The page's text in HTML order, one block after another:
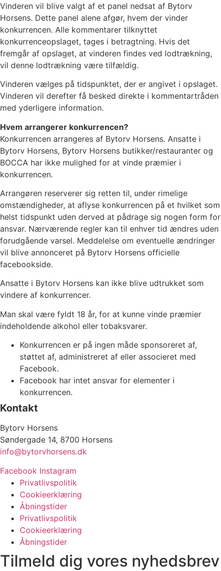
Vinderen vil blive valgt af et panel nedsat af Bytorv
Horsens. Dette panel alene afgør, hvem der vinder
konkurrencen. Alle kommentarer tilknyttet
konkurrenceopslaget, tages i betragtning. Hvis det
fremgår af opslaget, at vinderen findes ved lodtrækning,
vil denne lodtrækning være tilfældig.
Vinderen vælges på tidspunktet, der er angivet i opslaget.
Vinderen vil derefter få besked direkte i kommentartråden
med yderligere information.
Hvem arrangerer konkurrencen?
Konkurrencen arrangeres af Bytorv Horsens. Ansatte i
Bytorv Horsens, Bytorv Horsens butikker/restauranter og
BOCCA har ikke mulighed for at vinde præmier i
konkurrencen.
Arrangøren reserverer sig retten til, under rimelige
omstændigheder, at aflyse konkurrencen på et hvilket som
helst tidspunkt uden derved at pådrage sig nogen form for
ansvar. Nærværende regler kan til enhver tid ændres uden
forudgående varsel. Meddelelse om eventuelle ændringer
vil blive annonceret på Bytorv Horsens officielle
facebookside.
Ansatte i Bytorv Horsens kan ikke blive udtrukket som
vindere af konkurrencer.
Man skal være fyldt 18 år, for at kunne vinde præmier
indeholdende alkohol eller tobaksvarer.
Konkurrencen er på ingen måde sponsoreret af,
støttet af, administreret af eller associeret med
Facebook.
Facebook har intet ansvar for elementer i
konkurrencen.
Kontakt
Bytorv Horsens
Søndergade 14, 8700 Horsens
info@bytorvhorsens.dk
Facebook Instagram
Privatlivspolitik
Cookieerklæring
Åbningstider
Privatlivspolitik
Cookieerklæring
Åbningstider
Tilmeld dig vores nyhedsbrev